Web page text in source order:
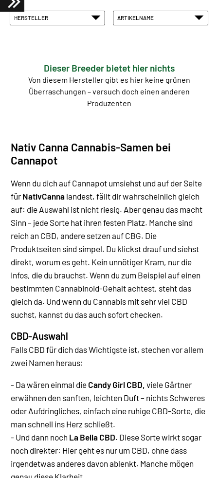
HERSTELLER ARTIKELNAME
Dieser Breeder bietet hier nichts
Von diesem Hersteller gibt es hier keine grünen
Überraschungen – versuch doch einen anderen
Produzenten
Nativ Canna Cannabis-Samen bei
Cannapot
Wenn du dich auf Cannapot umsiehst und auf der Seite
für NativCanna landest, fällt dir wahrscheinlich gleich
auf: die Auswahl ist nicht riesig. Aber genau das macht
Sinn – jede Sorte hat ihren festen Platz. Manche sind
reich an CBD, andere setzen auf CBG. Die
Produktseiten sind simpel. Du klickst drauf und siehst
direkt, worum es geht. Kein unnötiger Kram, nur die
Infos, die du brauchst. Wenn du zum Beispiel auf einen
bestimmten Cannabinoid-Gehalt achtest, steht das
gleich da. Und wenn du Cannabis mit sehr viel CBD
suchst, kannst du das auch sofort checken.
CBD-Auswahl
Falls CBD für dich das Wichtigste ist, stechen vor allem
zwei Namen heraus:
- Da wären einmal die Candy Girl CBD, viele Gärtner
erwähnen den sanften, leichten Duft – nichts Schweres
oder Aufdringliches, einfach eine ruhige CBD-Sorte, die
man schnell ins Herz schließt.
- Und dann noch La Bella CBD. Diese Sorte wirkt sogar
noch direkter: Hier geht es nur um CBD, ohne dass
irgendetwas anderes davon ablenkt. Manche mögen